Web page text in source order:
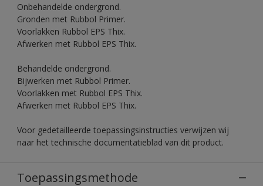
Onbehandelde ondergrond.
Gronden met Rubbol Primer.
Voorlakken Rubbol EPS Thix.
Afwerken met Rubbol EPS Thix.
Behandelde ondergrond.
Bijwerken met Rubbol Primer.
Voorlakken met Rubbol EPS Thix.
Afwerken met Rubbol EPS Thix.
Voor gedetailleerde toepassingsinstructies verwijzen wij
naar het technische documentatieblad van dit product.
Toepassingsmethode